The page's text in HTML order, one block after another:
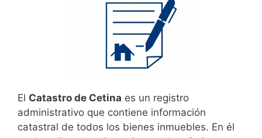
El Catastro de Cetina es un registro
administrativo que contiene información
catastral de todos los bienes inmuebles. En él